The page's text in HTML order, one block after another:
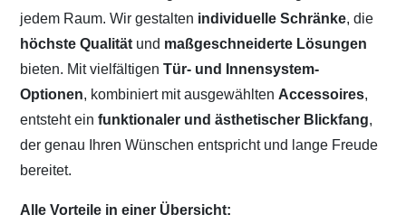
jedem Raum. Wir gestalten individuelle Schränke, die
höchste Qualität und maßgeschneiderte Lösungen
bieten. Mit vielfältigenTür- und Innensystem-
Optionen, kombiniert mit ausgewählten Accessoires,
entsteht einfunktionaler und ästhetischer Blickfang,
der genau Ihren Wünschen entspricht und lange Freude
bereitet.
Alle Vorteile in einer Übersicht: